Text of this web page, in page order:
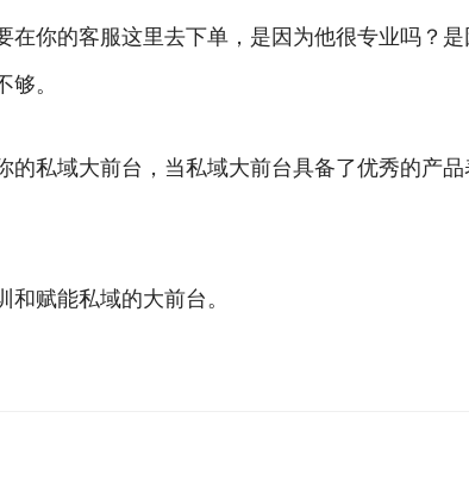
在你的客服这里去下单，是因为他很专业吗？
。
私域大前台，当私域大前台具备了优秀的产
赋能私域的大前台。